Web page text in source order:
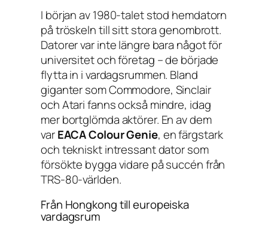
I början av 1980-talet stod hemdatorn
på tröskeln till sitt stora genombrott.
Datorer var inte längre bara något för
universitet och företag – de började
flytta in i vardagsrummen. Bland
giganter som Commodore, Sinclair
och Atari fanns också mindre, idag
mer bortglömda aktörer. En av dem
varEACA Colour Genie, en färgstark
och tekniskt intressant dator som
försökte bygga vidare på succén från
TRS-80-världen.
Från Hongkong till europeiska
vardagsrum